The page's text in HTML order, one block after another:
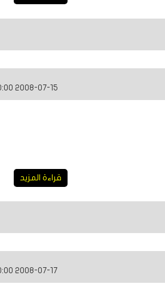
2008-07-15 00:00:00
قراءة المزيد
2008-07-17 00:00:00